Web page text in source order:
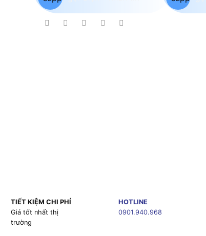
TIẾT KIỆM CHI PHÍ
Giá tốt nhất thị
trường
HOTLINE
0901.940.968